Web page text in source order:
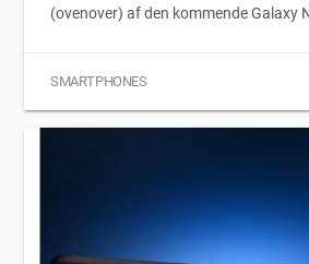
(ovenover) af den kommende Galaxy
SMARTPHONES